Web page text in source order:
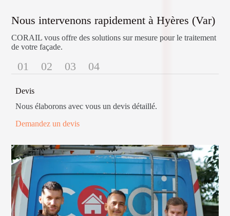
Nous intervenons rapidement à Hyères (Var)
CORAIL vous offre des solutions sur mesure pour le traitement
de votre façade.
01 02 03 04
Devis
Nous élaborons avec vous un devis détaillé.
Demandez un devis